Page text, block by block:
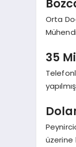
Orta
35
üzerine